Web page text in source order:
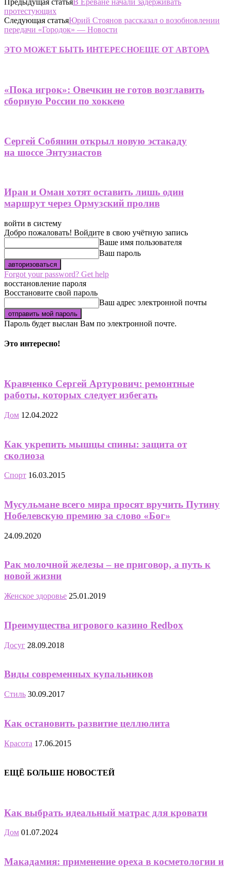
Предыдущая статьяВ Ереване начали задерживать
протестующих
Следующая статьяЮрий Стоянов рассказал о возобновлении
передачи «Городок» — Новости
ЭТО МОЖЕТ БЫТЬ ИНТЕРЕСНОЕЩЕ ОТ АВТОРА
«Пока игрок»: Овечкин не готов возглавить
сборную России по хоккею
Сергей Собянин открыл новую эстакаду
на шоссе Энтузиастов
Иран и Оман хотят оставить лишь один
маршрут через Ормузский пролив
войти в систему
Добро пожаловать! Войдите в свою учётную запись
Ваше имя пользователя
Ваш пароль
Forgot your password? Get help
восстановление пароля
Восстановите свой пароль
Ваш адрес электронной почты
Пароль будет выслан Вам по электронной почте.
Это интересно!
Кравченко Сергей Артурович: ремонтные
работы, которых следует избегать
Дом 12.04.2022
Как укрепить мышцы спины: защита от
сколиоза
Спорт 16.03.2015
Мусульмане всего мира просят вручить Путину
Нобелевскую премию за слово «Бог»
24.09.2020
Рак молочной железы – не приговор, а путь к
новой жизни
Женское здоровье 25.01.2019
Преимущества игрового казино Redbox
Досуг 28.09.2018
Виды современных купальников
Стиль 30.09.2017
Как остановить развитие целлюлита
Красота 17.06.2015
ЕЩЁ БОЛЬШЕ НОВОСТЕЙ
Как выбрать идеальный матрас для кровати
Дом 01.07.2024
Макадамия: применение ореха в косметологии и